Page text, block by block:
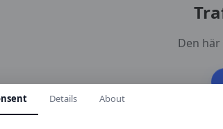
Den
Details About